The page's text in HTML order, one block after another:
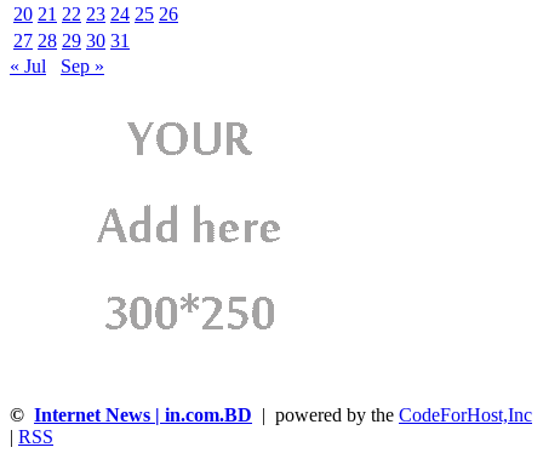
20 21 22 23 24 25 26
27 28 29 30 31
« Jul
Sep »
© Internet News | in.com.BD | powered by the CodeForHost,Inc
RSS